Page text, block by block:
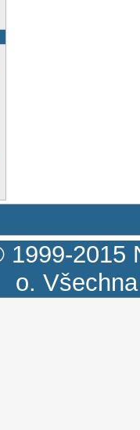
1999-2015
o.